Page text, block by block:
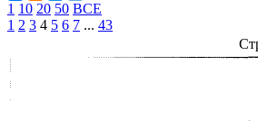
1 10 20 50 ВСЕ
1 2 3 4 5 6 7 ... 43